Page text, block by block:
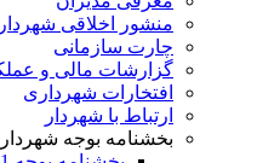
منشور اخلاقی
چارت سازمانی
گزارشات مالی و
افتخارات شهرداری
ارتباط با شهردار
بخشنامه بوجه